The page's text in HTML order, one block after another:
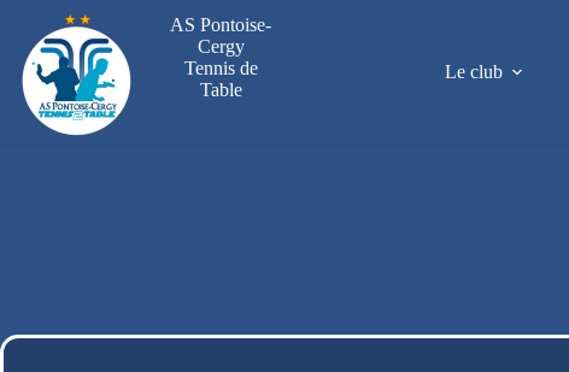
contenu
AS Pontoise-
Cergy
Tennis de
Table
Le club